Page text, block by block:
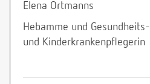
Elena Ortmanns
Hebamme und Gesundheits-
und Kinderkrankenpflegerin